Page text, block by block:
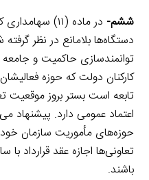
ششم-
در ماده (۱۱)
دستگاه‌ها بلامانع در نظر
توانمندسازی حاکمیت و
کارکنان دولت که حوزه
تابعه است بستر بروز
اعتماد عمومی دارد. پیشنهاد
حوزه‌های مأموریت سازمان
تعاونی‌ها اجازه عقد قرارداد با
باشند.